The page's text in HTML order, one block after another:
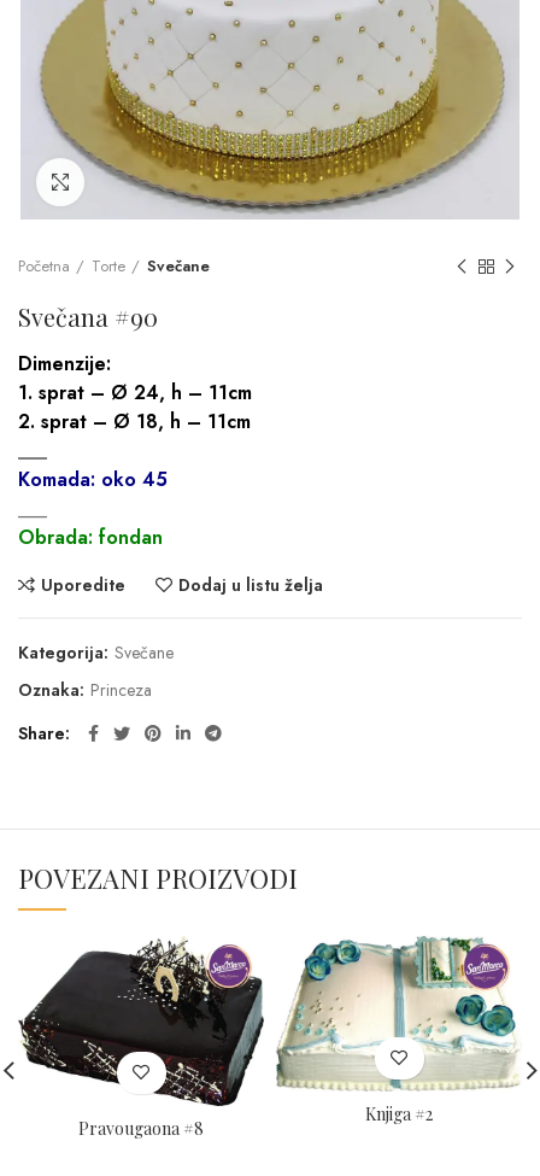
Click to enlarge
Početna Torte Svečane
Svečana #90
Dimenzije:
1. sprat – Ø 24, h – 11cm
2. sprat – Ø 18, h – 11cm
___
Komada: oko 45
Obrada: fondan
Uporedite Dodaj u listu želja
Kategorija: Svečane
Oznaka: Princeza
Share
POVEZANI PROIZVODI
Pravougaona #8
Knjiga #2